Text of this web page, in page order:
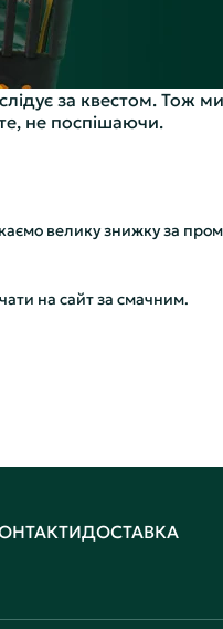
за квестом. Тож
не поспішаючи.
велику знижку за
на сайт за смачним.
ДОСТАВКА